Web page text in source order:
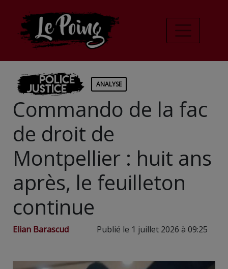
Police
Justice ANALYSE
Commando de la fac
de droit de
Montpellier : huit ans
après, le feuilleton
continue
Elian Barascud Publié le 1 juillet 2026 à 09:25